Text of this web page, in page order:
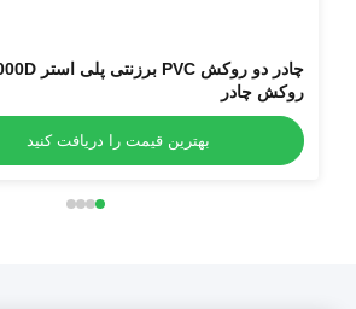
روکش چادر
بهترین قیمت را دریافت کنید